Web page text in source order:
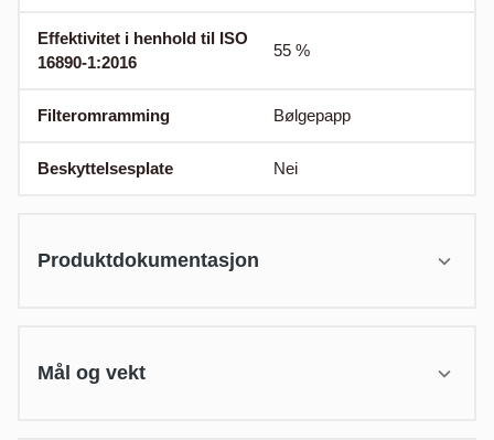
Effektivitet i henhold til ISO
16890-1:2016
55 %
Filteromramming Bølgepapp
Beskyttelsesplate Nei
Produktdokumentasjon
Mål og vekt